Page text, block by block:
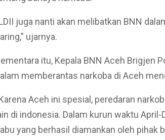
juga nanti akan melibatkan BNN
ujarnya.
itu, Kepala BNN Aceh Brigjen
memberantas narkoba di Aceh
Aceh ini spesial, peredaran
di indonesia. Dalam kurun waktu
yang berhasil diamankan oleh pihak